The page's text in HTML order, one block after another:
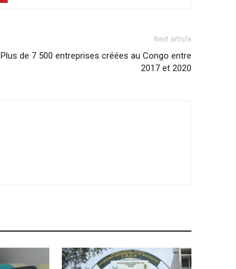
Next article
Plus de 7 500 entreprises créées au Congo entre
2017 et 2020